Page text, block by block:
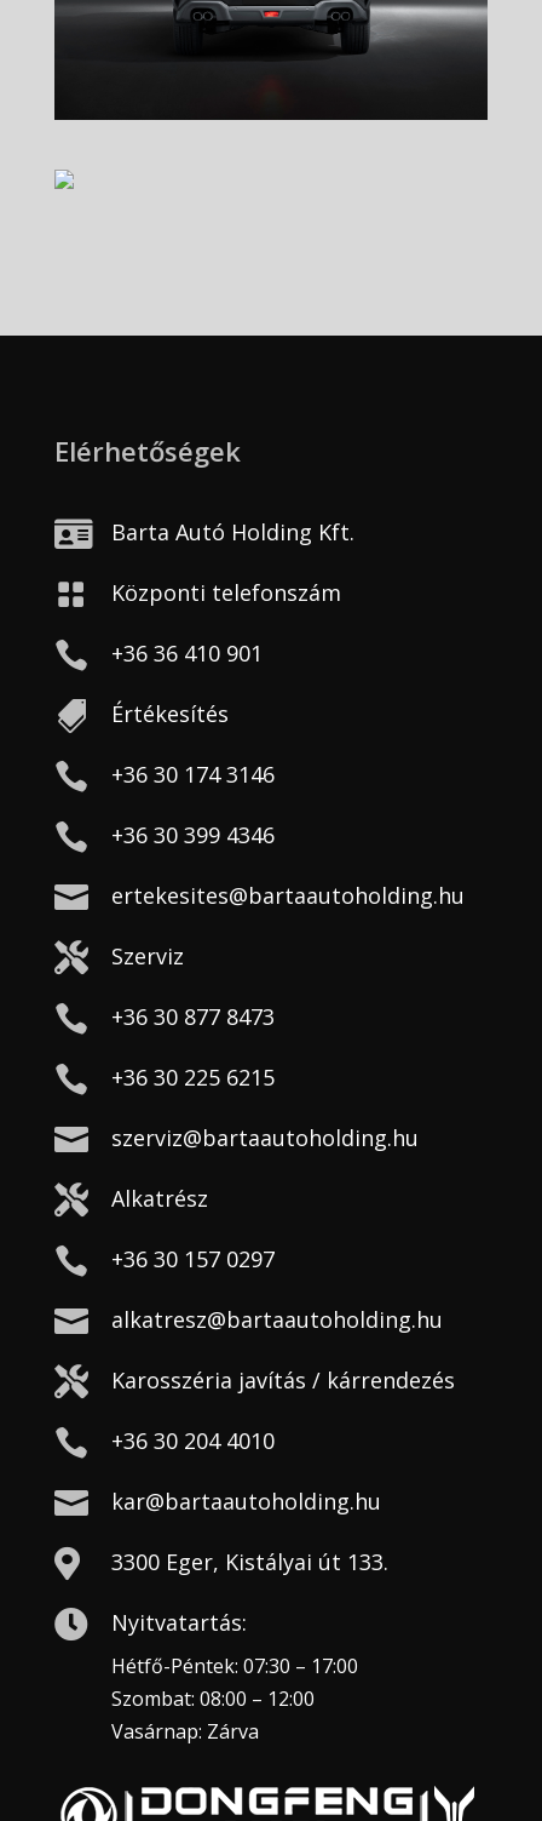
Elérhetőségek
 Barta Autó Holding Kft.
 Központi telefonszám
 +36 36 410 901
 Értékesítés
 +36 30 174 3146
 +36 30 399 4346
 ertekesites@bartaautoholding.hu
 Szerviz
 +36 30 877 8473
 +36 30 225 6215
 szerviz@bartaautoholding.hu
 Alkatrész
 +36 30 157 0297
 alkatresz@bartaautoholding.hu
 Karosszéria javítás / kárrendezés
 +36 30 204 4010
 kar@bartaautoholding.hu
 3300 Eger, Kistályai út 133.
 Nyitvatartás:
Hétfő-Péntek: 07:30 – 17:00
Szombat: 08:00 – 12:00
Vasárnap: Zárva